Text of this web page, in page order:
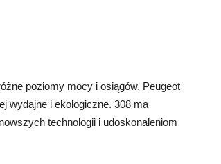
poziomy mocy i osiągów. Peugeot
wydajne i ekologiczne. 308 ma
technologii i udoskonaleniom